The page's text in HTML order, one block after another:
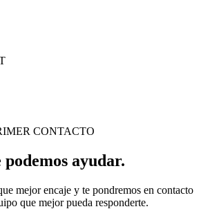
CONTACTO
podemos ayudar.
mejor encaje y te pondremos en contacto
que mejor pueda responderte.